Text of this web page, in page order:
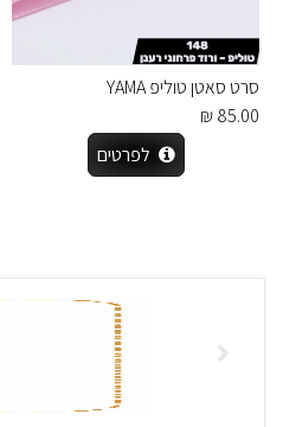
סרט סאטן טוליפ YAMA
85.00 ₪
לפרטים